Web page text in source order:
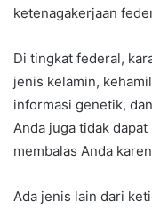
ketenagakerjaan
Di tingkat federal,
jenis kelamin,
informasi genetik,
Anda juga tidak
membalas Anda
Ada jenis lain dari